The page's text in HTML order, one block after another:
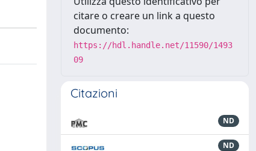
citare o creare un link a questo
documento:
https://hdl.handle.net/11590/1493
09
Citazioni
ND
ND